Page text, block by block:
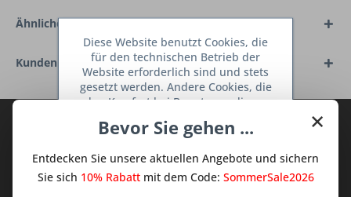
Ähnliche Artikel
Kunden haben sich ebenfalls angesehen
Abonnieren Sie den kostenlosen Deine
TraumKüche Newsletter und verpassen
Sie keine Neuigkeit oder Aktion mehr aus
dem Traum Küchen - Shop.
×
Bevor Sie gehen ...
Entdecken Sie unsere aktuellen Angebote und sichern
Sie sich 10% Rabattmit dem Code: SommerSale2026
Diese Website benutzt Cookies, die
für den technischen Betrieb der
Website erforderlich sind und stets
gesetzt werden. Andere Cookies, die
den Komfort bei Benutzung dieser
dienen oder die Interaktion mit
Netzwerken vereinfachen sollen,
werden nur mit Ihrer Zustimmung